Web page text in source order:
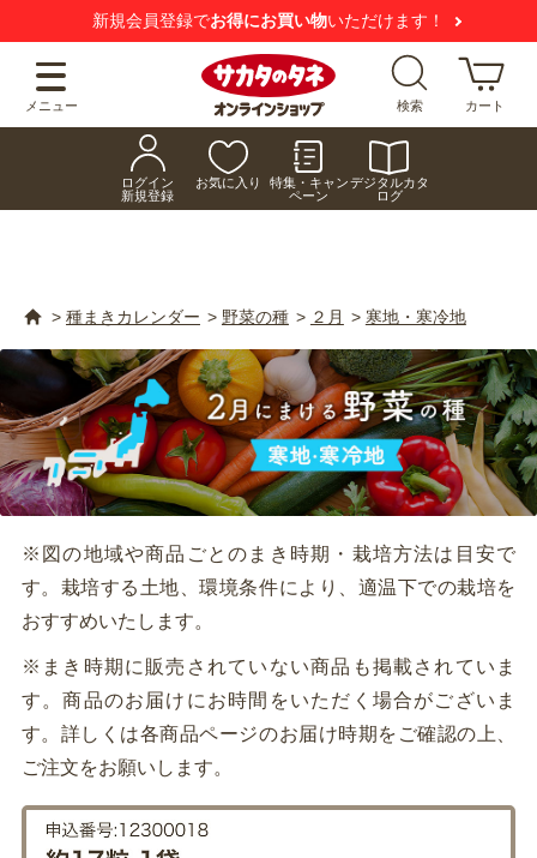
お得にお買い物いただけます！
メニュー 検索 カート
ログイン
新規登録
お気に入り
特集・キャン
ペーン
デジタルカタ
ログ
> 種まきカレンダー > 野菜の種 > ２月 > 寒地・寒冷地
※図の地域や商品ごとのまき時期・栽培方法は目安で
す。栽培する土地、環境条件により、適温下での栽培を
おすすめいたします。
※まき時期に販売されていない商品も掲載されていま
す。商品のお届けにお時間をいただく場合がございま
す。詳しくは各商品ページのお届け時期をご確認の上、
ご注文をお願いします。